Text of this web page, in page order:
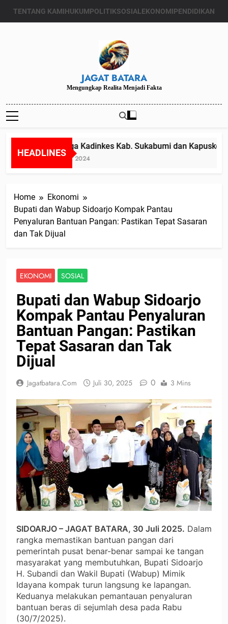
TENTANG KAMIHUKUMPOLITIKSOSIALEKONOMIPENDIDIKAN
JAGAT BATARA
Mengungkap Realita Menjadi Fakta
HEADLINES
Diduga Kadinkes Kab. Sukabumi dan
Juli 24, 2024
Home
Ekonomi
Bupati dan Wabup Sidoarjo Kompak Pantau
Penyaluran Bantuan Pangan: Pastikan Tepat Sasaran
dan Tak Dijual
EKONOMI SOSIAL
Bupati dan Wabup Sidoarjo
Kompak Pantau Penyaluran
Bantuan Pangan: Pastikan
Tepat Sasaran dan Tak
Dijual
Jagatbatara.com Juli 30, 2025 0 3 Mins
SIDOARJO – JAGAT BATARA, 30 Juli 2025. Dalam
rangka memastikan bantuan pangan dari
pemerintah pusat benar-benar sampai ke tangan
masyarakat yang membutuhkan, Bupati Sidoarjo
H. Subandi dan Wakil Bupati (Wabup) Mimik
Idayana kompak turun langsung ke lapangan.
Keduanya melakukan pemantauan penyaluran
bantuan beras di sejumlah desa pada Rabu
(30/7/2025).